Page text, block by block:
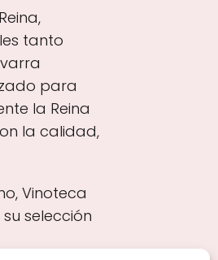
tanto
para
la Reina
la calidad,
Vinoteca
selección